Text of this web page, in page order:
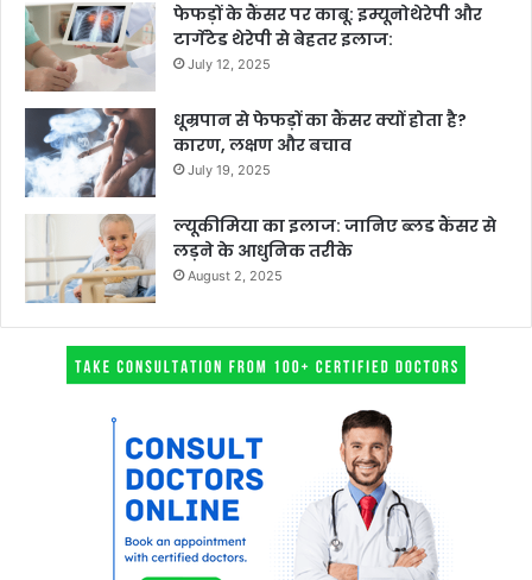
फेफड़ों के कैंसर पर काबू: इम्यूनोथेरेपी और
टार्गेटेड थेरेपी से बेहतर इलाज:
July 12, 2025
धूम्रपान से फेफड़ों का कैंसर क्यों होता है?
कारण, लक्षण और बचाव
July 19, 2025
ल्यूकीमिया का इलाज: जानिए ब्लड कैंसर से
लड़ने के आधुनिक तरीके
August 2, 2025